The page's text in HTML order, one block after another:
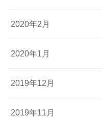
2020年2月
2020年1月
2019年12月
2019年11月